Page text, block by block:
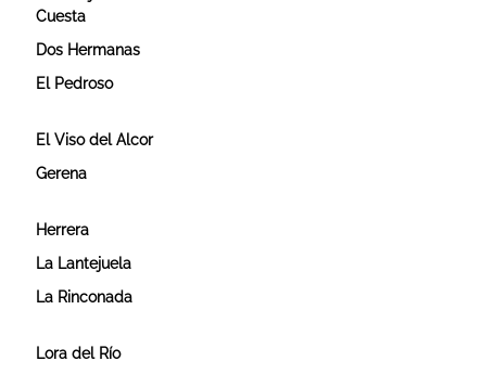
Cuesta
Dos Hermanas
El Pedroso
El Viso del Alcor
Gerena
Herrera
La Lantejuela
La Rinconada
Lora del Río